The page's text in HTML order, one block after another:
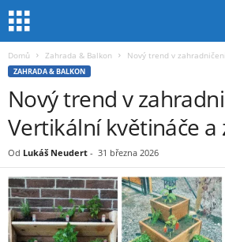
Domů Zahrada & Balkon Nový trend v
ZAHRADA & BALKON
Nový trend v
Vertikální květináče a
Od Lukáš Neudert - 31 března 2026